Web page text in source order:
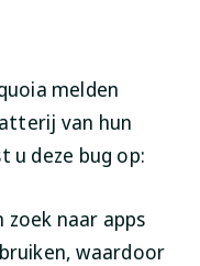
melden
van hun
u deze bug op:
zoek naar apps
waardoor